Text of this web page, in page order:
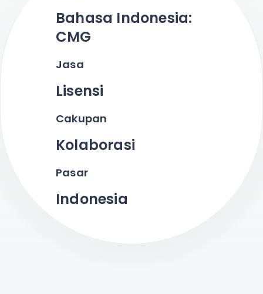
Bahasa Indonesia:
CMG
Jasa
Lisensi
Cakupan
Kolaborasi
Pasar
Indonesia